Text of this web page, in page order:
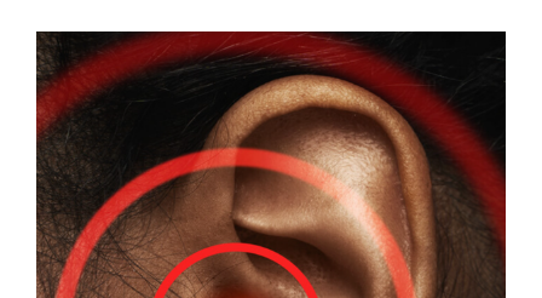
Mentions légales
Politique des cookies
Politique de confidentialité